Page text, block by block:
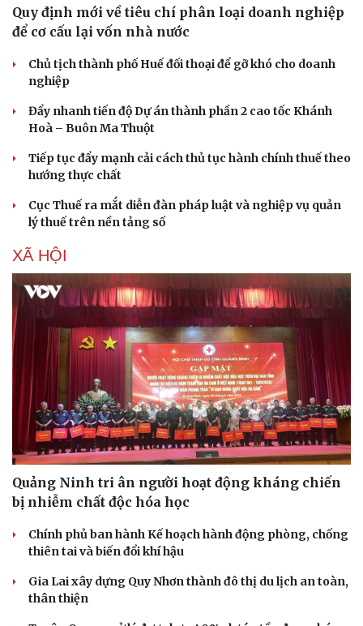
Quy định mới về tiêu chí phân loại doanh nghiệp
để cơ cấu lại vốn nhà nước
Chủ tịch thành phố Huế đối thoại để gỡ khó cho doanh
nghiệp
Đẩy nhanh tiến độ Dự án thành phần 2 cao tốc Khánh
Hoà – Buôn Ma Thuột
Tiếp tục đẩy mạnh cải cách thủ tục hành chính thuế theo
hướng thực chất
Cục Thuế ra mắt diễn đàn pháp luật và nghiệp vụ quản
lý thuế trên nền tảng số
XÃ HỘI
Quảng Ninh tri ân người hoạt động kháng chiến
bị nhiễm chất độc hóa học
Chính phủ ban hành Kế hoạch hành động phòng, chống
thiên tai và biến đổi khí hậu
Gia Lai xây dựng Quy Nhơn thành đô thị du lịch an toàn,
thân thiện